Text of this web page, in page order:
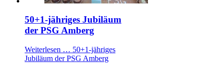
50+1-jähriges Jubiläum
der PSG Amberg
Weiterlesen … 50+1-jähriges
Jubiläum der PSG Amberg